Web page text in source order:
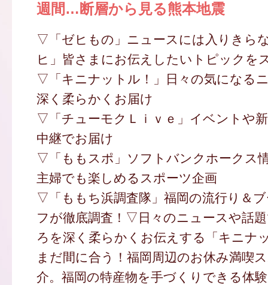
週間…断層から見る熊本地震
▽「ゼヒもの」ニュースには入りきら
ヒ」皆さまにお伝えしたいトピックを
▽「キニナットル！」日々の気になる
深く柔らかくお届け
▽「チューモクＬｉｖｅ」イベントや
中継でお届け
▽「ももスポ」ソフトバンクホークス
主婦でも楽しめるスポーツ企画
▽「ももち浜調査隊」福岡の流行り＆
フが徹底調査！▽日々のニュースや話
ろを深く柔らかくお伝えする「キニナ
まだ間に合う！福岡周辺のお休み満喫
介。福岡の特産物を手づくりできる体